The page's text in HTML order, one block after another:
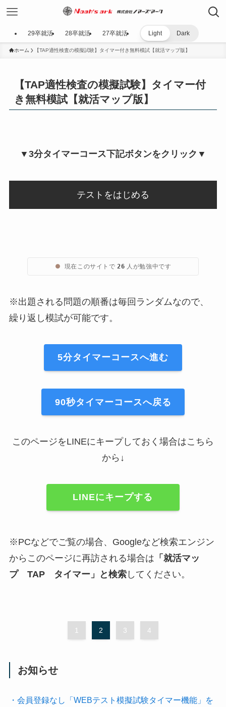
29卒就活 28卒就活 27卒就活 Light Dark
ホーム 【TAP適性検査の模擬試験】タイマー付き無料模試【就活マップ版】
【TAP適性検査の模擬試験】タイマー付
き無料模試【就活マップ版】
▼3分タイマーコース下記ボタンをクリック▼
テストをはじめる
● 現在このサイトで26 人が勉強中です
※出題される問題の順番は毎回ランダムなので、
繰り返し模試が可能です。
5分タイマーコースへ進む
90秒タイマーコースへ戻る
このページをLINEにキープしておく場合はこちら
から↓
LINEにキープする
※PCなどでご覧の場合、Googleなど検索エンジン
からこのページに再訪される場合は 「 就活マッ
プ TAP タイマー」と検索してください。
1 2 3 4
お知らせ
・会員登録なし「WEBテスト模擬試験タイマー機能」を